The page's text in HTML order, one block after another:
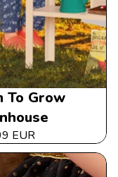
To Grow
EUR